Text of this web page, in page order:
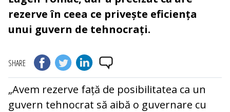
rezerve în ceea ce privește eficiența
unui guvern de tehnocrați.
SHARE
„Avem rezerve față de posibilitatea ca un
guvern tehnocrat să aibă o guvernare cu